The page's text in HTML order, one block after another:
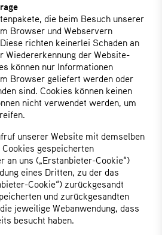
die beim Besuch unserer
Browser und Webservern
richten keinerlei Schaden an
Wiedererkennung der Website-
können nur Informationen
Browser geliefert werden oder
sind. Cookies können keinen
nicht verwendet werden, um
unserer Website mit demselben
gespeicherten
an uns („Erstanbieter-Cookie“)
eines Dritten, zu der das
Cookie“) zurückgesandt
und zurückgesandten
jeweilige Webanwendung, dass
besucht haben.